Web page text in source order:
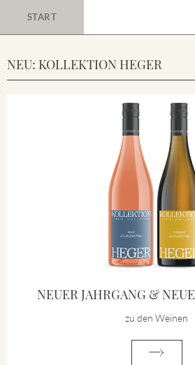
START
NEU: KOLLEKTION HEGER
NEUER JAHRGANG &
zu den Weinen